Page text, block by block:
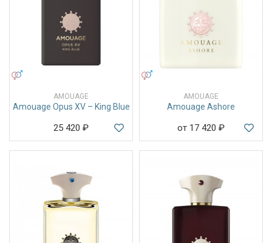
AMOUAGE
Amouage Opus XV – King Blue
25 420 ₽
AMOUAGE
Amouage Ashore
от 17 420 ₽